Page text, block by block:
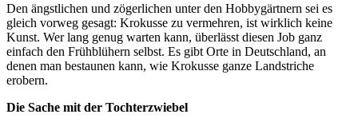
Den ängstlichen und zögerlichen unter den Hobbygärtnern sei es
gleich vorweg gesagt: Krokusse zu vermehren, ist wirklich keine
Kunst. Wer lang genug warten kann, überlässt diesen Job ganz
einfach den Frühblühern selbst. Es gibt Orte in Deutschland, an
denen man bestaunen kann, wie Krokusse ganze Landstriche
erobern.
Die Sache mit der Tochterzwiebel